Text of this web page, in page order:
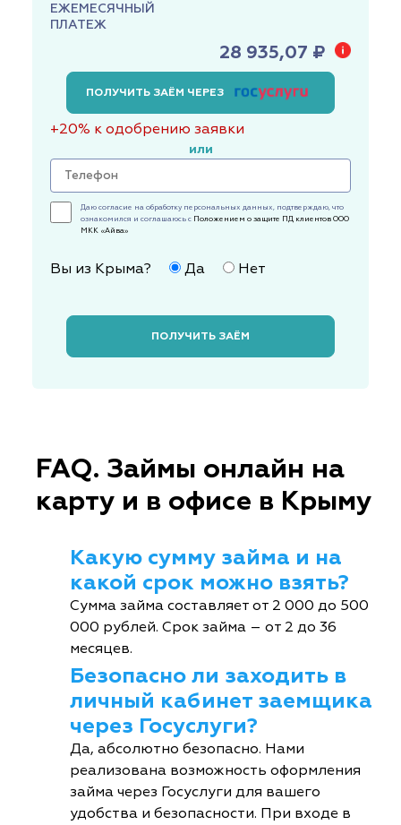
ЕЖЕМЕСЯЧНЫЙ
ПЛАТЕЖ
28 935,07 ₽
ПОЛУЧИТЬ ЗАЁМ ЧЕРЕЗ
+20% к одобрению заявки
или
Даю согласие на обработку персональных данных, подтверждаю, что
ознакомился и соглашаюсь с Положением о защите ПД клиентов ООО
МКК «Айва»
Вы из Крыма? Да Нет
ПОЛУЧИТЬ ЗАЁМ
FAQ. Займы онлайн на
карту и в офисе в Крыму
Какую сумму займа и на
какой срок можно взять?
Сумма займа составляет от 2 000 до 500
000 рублей. Срок займа – от 2 до 36
месяцев.
Безопасно ли заходить в
личный кабинет заемщика
через Госуслуги?
Да, абсолютно безопасно. Нами
реализована возможность оформления
займа через Госуслуги для вашего
удобства и безопасности. При входе в